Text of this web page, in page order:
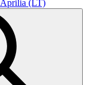
Aprilia (LT)